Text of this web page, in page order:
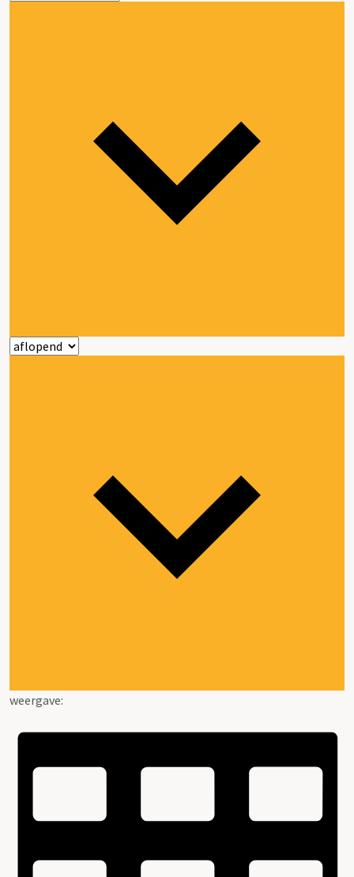
weergave: